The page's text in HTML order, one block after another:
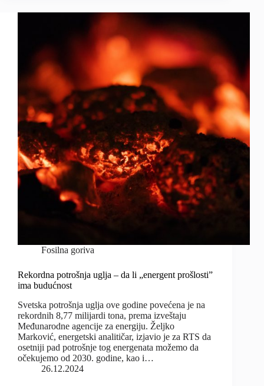
Fosilna goriva
Rekordna potrošnja uglja – da li „energent prošlosti”
ima budućnost
Svetska potrošnja uglja ove godine povećena je na
rekordnih 8,77 milijardi tona, prema izveštaju
Međunarodne agencije za energiju. Željko
Marković, energetski analitičar, izjavio je za RTS da
osetniji pad potrošnje tog energenata možemo da
očekujemo od 2030. godine, kao i…
26.12.2024